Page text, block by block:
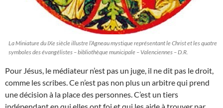
La Miniature du IXe siècle illustre l’Agneau mystique représentant le Christ et les quatre
symboles des évangélistes – bibliothèque municipale – Valenciennes – D.R.
Pour Jésus, le médiateur n’est pas un juge, il ne dit pas le droit,
comme les scribes. Ce n’est pas non plus un arbitre qui prend
une décision à la place des personnes. C’est un tiers